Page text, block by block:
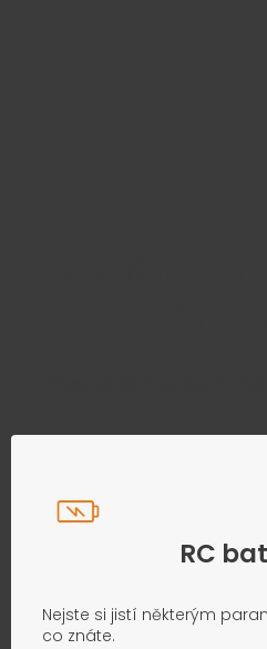
RC
Nejste si jistí některým
co znáte.